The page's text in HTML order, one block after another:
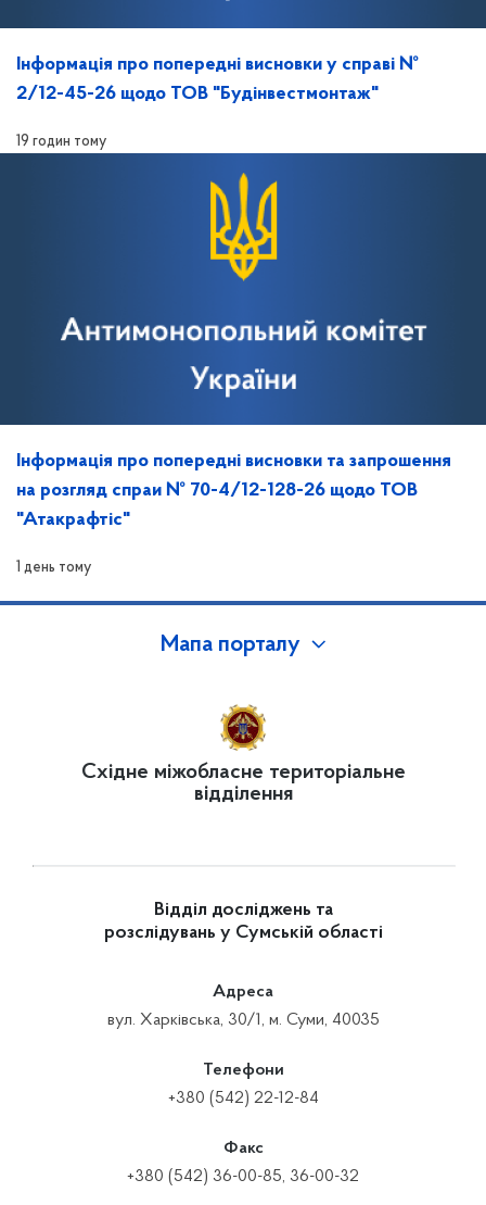
Інформація про попередні висновки у справі №
2/12-45-26 щодо ТОВ "Будінвестмонтаж"
19 годин тому
Інформація про попередні висновки та запрошення
на розгляд спраи № 70-4/12-128-26 щодо ТОВ
"Атакрафтіс"
1 день тому
Мапа порталу
Східне міжобласне територіальне
відділення
Відділ досліджень та
розслідувань у Сумській області
Адреса
вул. Харківська, 30/1, м. Суми, 40035
Телефони
+380 (542) 22-12-84
Факс
+380 (542) 36-00-85, 36-00-32